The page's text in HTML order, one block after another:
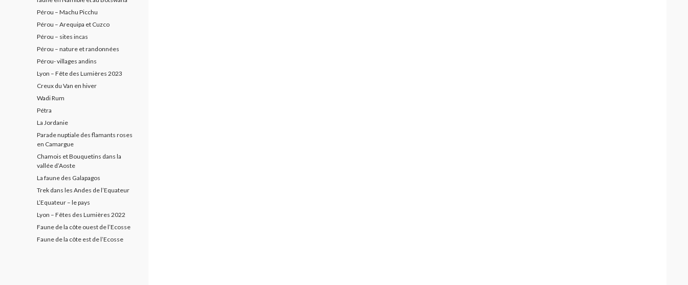
Pérou – Machu Picchu
Pérou – Arequipa et Cuzco
Pérou – sites incas
Pérou – nature et randonnées
Pérou- villages andins
Lyon – Fête des Lumières 2023
Creux du Van en hiver
Wadi Rum
Pétra
La Jordanie
Parade nuptiale des flamants roses
en Camargue
Chamois et Bouquetins dans la
vallée d’Aoste
La faune des Galapagos
Trek dans les Andes de l’Equateur
L’Equateur – le pays
Lyon – Fêtes des Lumières 2022
Faune de la côte ouest de l’Ecosse
Faune de la côte est de l’Ecosse